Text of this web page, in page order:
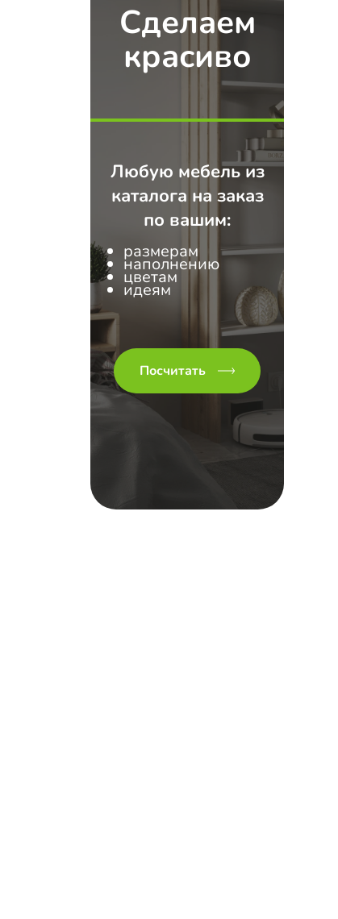
Сделаем
красиво
Любую мебель из
каталога на заказ
по вашим:
размерам
наполнению
цветам
идеям
Посчитать